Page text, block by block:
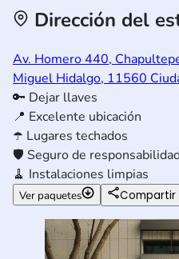
Dirección del
Av. Homero 440,
Miguel Hidalgo, 11560
🔑 Dejar llaves
📍 Excelente ubicación
☂️ Lugares techados
🛡️ Seguro de
🧹 Instalaciones limpias
Ver paquetes Compartir